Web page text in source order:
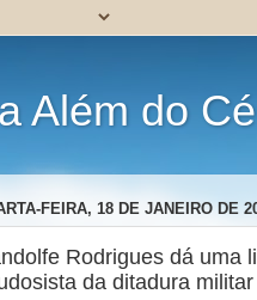
Além do
FEIRA, 18 DE JANEIRO DE
Rodrigues dá uma
da ditadura